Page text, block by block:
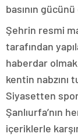
basının
Şehrin resmi
tarafından
haberdar
kentin nabzını
Siyasetten
Şanlıurfa’nın
içeriklerle